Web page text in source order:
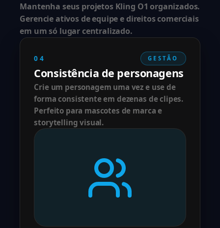
Mantenha seus projetos Kling O1 organizados.
Gerencie ativos de equipe e direitos comerciais
em um só lugar centralizado.
04 GESTÃO
Consistência de personagens
Crie um personagem uma vez e use de
forma consistente em dezenas de clipes.
Perfeito para mascotes de marca e
storytelling visual.